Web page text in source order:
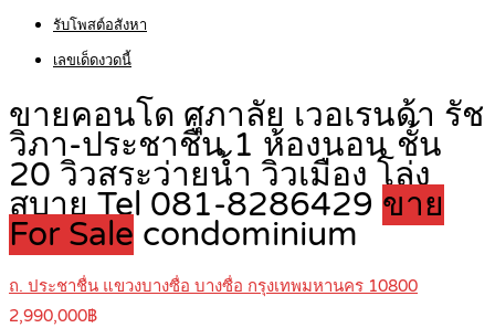
รับโพสต์อสังหา
เลขเด็ดงวดนี้
ขายคอนโด ศุภาลัย เวอเรนด้า รัช
วิภา-ประชาชื่น 1 ห้องนอน ชั้น
20 วิวสระว่ายน้ำ วิวเมือง โล่ง
สบาย Tel 081-8286429 ขาย
For Sale condominium
ถ. ประชาชื่น แขวงบางซื่อ บางซื่อ กรุงเทพมหานคร 10800
2,990,000฿